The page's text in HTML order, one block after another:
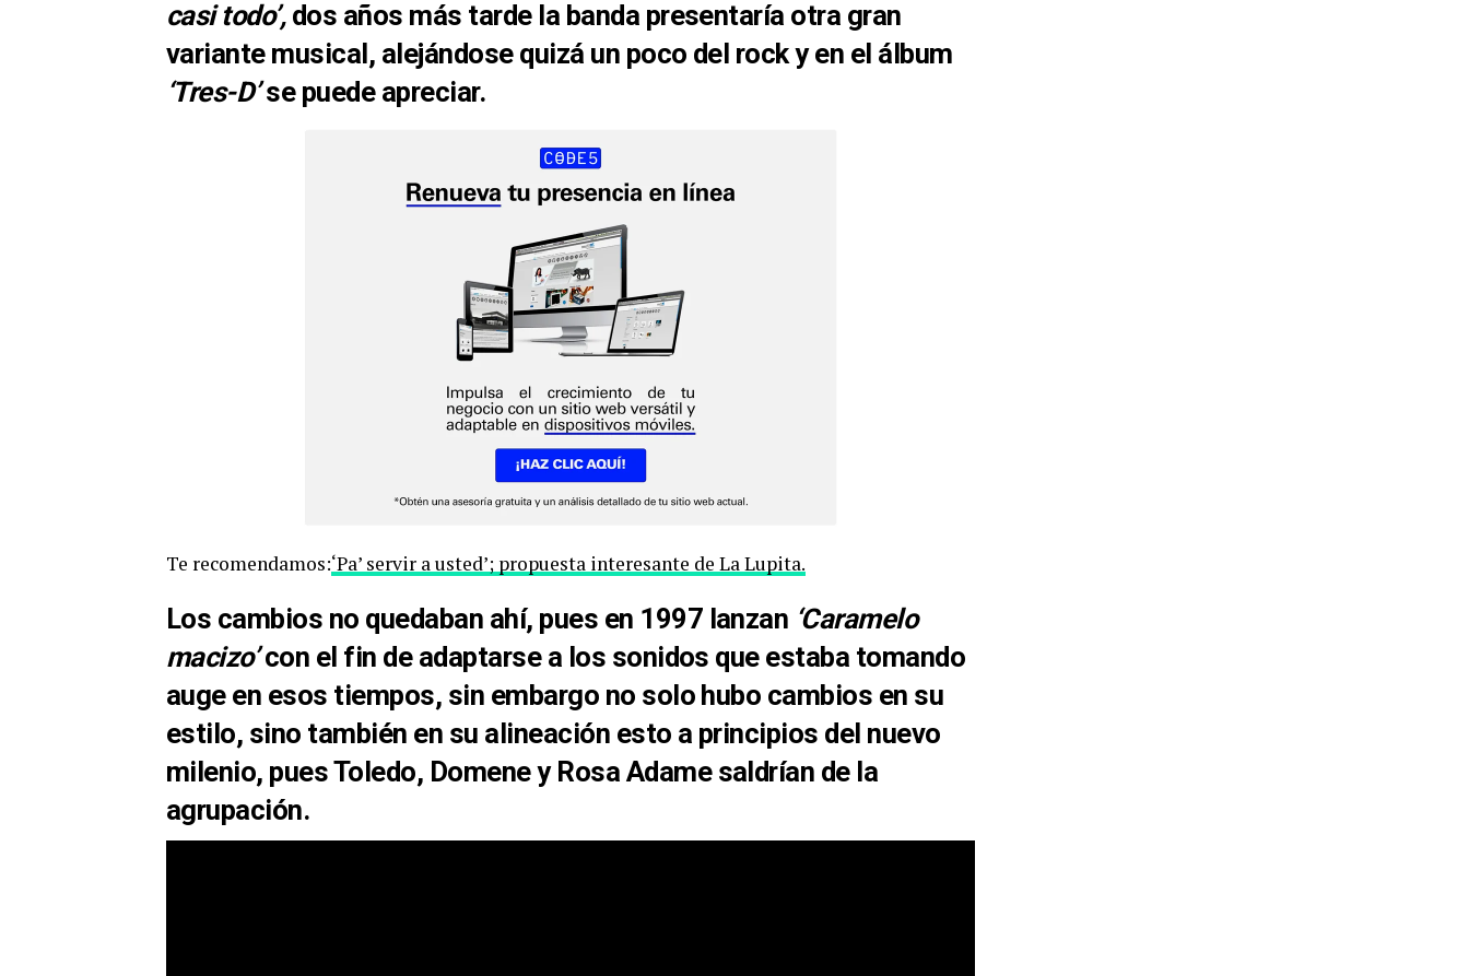
casi todo’,dos años más tarde la banda presentaría otra gran
variante musical, alejándose quizá un poco del rock y en el álbum
‘Tres-D’se puede apreciar.
Te recomendamos:‘Pa’ servir a usted’; propuesta interesante de La Lupita.
Los cambios no quedaban ahí, pues en 1997 lanzan ‘Caramelo
macizo’ con el fin de adaptarse a los sonidos que estaba tomando
auge en esos tiempos, sin embargo no solo hubo cambios en su
estilo, sino también en su alineación esto a principios del nuevo
milenio, puesToledo, Domene y Rosa Adame saldrían de la
agrupación.